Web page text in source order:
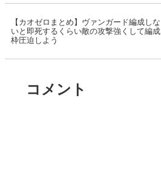
【カオゼロまとめ】ヴァンガード編成しな
いと即死するくらい敵の攻撃強くして編成
枠圧迫しよう
コメント